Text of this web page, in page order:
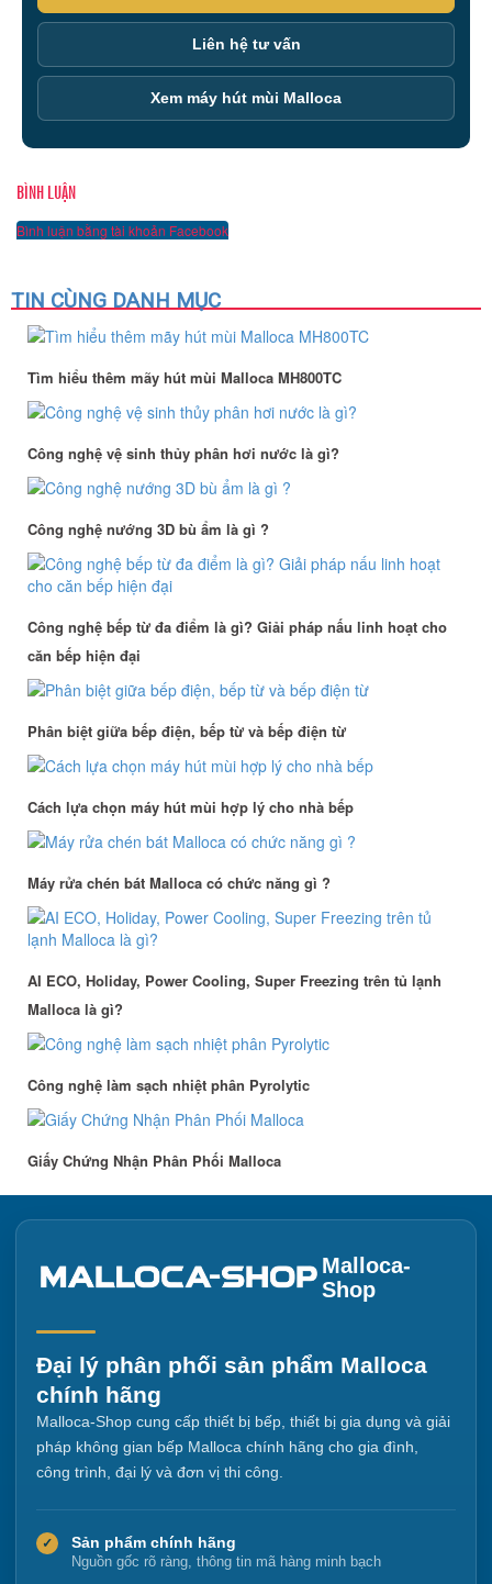
Liên hệ tư vấn
Xem máy hút mùi Malloca
BÌNH LUẬN
Bình luận bằng tài khoản Facebook
TIN CÙNG DANH MỤC
Tìm hiểu thêm mãy hút mùi Malloca MH800TC
Công nghệ vệ sinh thủy phân hơi nước là gì?
Công nghệ nướng 3D bù ẩm là gì ?
Công nghệ bếp từ đa điểm là gì? Giải pháp nấu linh hoạt cho
căn bếp hiện đại
Phân biệt giữa bếp điện, bếp từ và bếp điện từ
Cách lựa chọn máy hút mùi hợp lý cho nhà bếp
Máy rửa chén bát Malloca có chức năng gì ?
AI ECO, Holiday, Power Cooling, Super Freezing trên tủ lạnh
Malloca là gì?
Công nghệ làm sạch nhiệt phân Pyrolytic
Giấy Chứng Nhận Phân Phối Malloca
Malloca-
Shop
Đại lý phân phối sản phẩm Malloca
chính hãng
Malloca-Shop cung cấp thiết bị bếp, thiết bị gia dụng và giải
pháp không gian bếp Malloca chính hãng cho gia đình,
công trình, đại lý và đơn vị thi công.
✓ Sản phẩm chính hãng
Nguồn gốc rõ ràng, thông tin mã hàng minh bạch